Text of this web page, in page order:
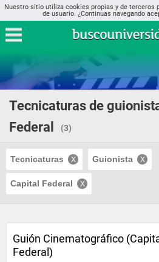
Nuestro sitio utiliza cookies propias y de terceros
de usuario. ¿Continuas navegando
Tecnicaturas de
Federal
(3)
Tecnicaturas Guionista
Capital Federal
Guión Cinematográfico
Federal)